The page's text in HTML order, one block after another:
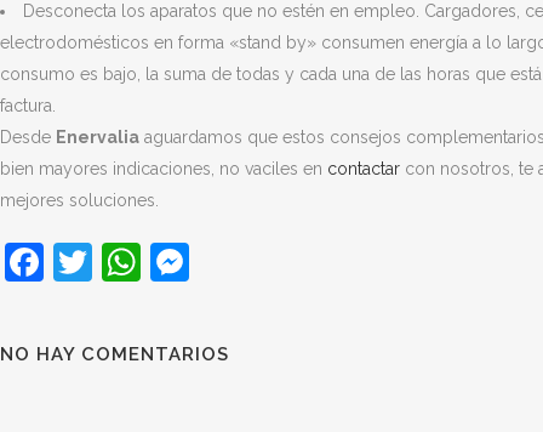
Desconecta los aparatos que no estén en empleo. Cargadores,
electrodomésticos en forma «stand by» consumen energía a lo
consumo es bajo, la suma de todas y cada una de las horas que
factura.
Desde Enervalia aguardamos que estos consejos
bien mayores indicaciones, no vaciles en contactar con nosotros, te
mejores soluciones.
Facebook
TwitterWhatsApp
NO HAY COMENTARIOS